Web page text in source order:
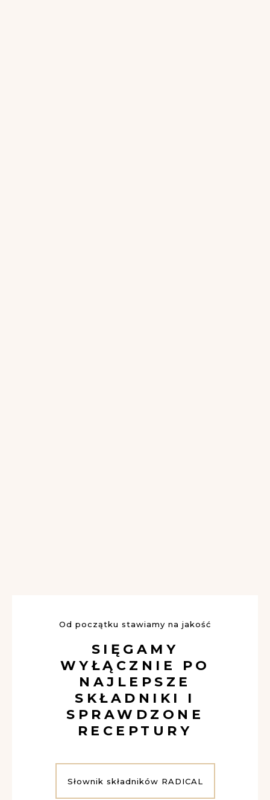
Od początku stawiamy na jakość
SIĘGAMY
WYŁĄCZNIE PO
NAJLEPSZE
SKŁADNIKI I
SPRAWDZONE
RECEPTURY
Słownik składników RADICAL